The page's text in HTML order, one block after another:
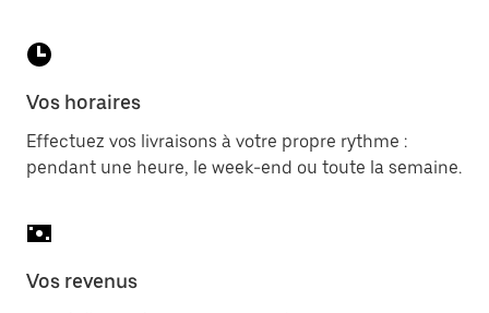
Vos horaires
Effectuez vos livraisons à votre propre rythme :
pendant une heure, le week-end ou toute la semaine.
Vos revenus